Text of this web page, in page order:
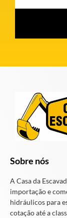
Sobre nós
A Casa da
importação e
hidráulicos para
cotação até a